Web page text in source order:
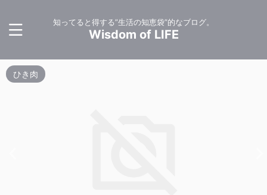
知ってると得する”生活の知恵袋”的なブログ。
Wisdom of LIFE
ひき肉